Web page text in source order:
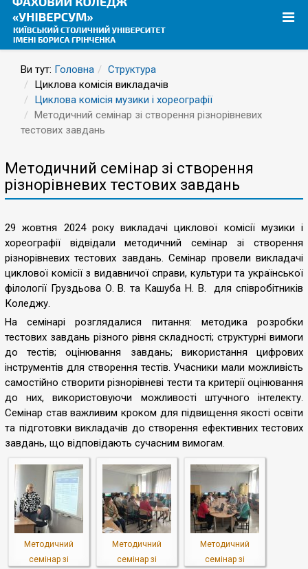
Ви тут: Головна
Структура
Циклова комісія викладачів
Циклова комісія музики і хореографії
Методичний семінар зі створення різнорівневих
тестових завдань
Методичний семінар зі створення
різнорівневих тестових завдань
29 жовтня 2024 року викладачі циклової комісії музики і
хореографії відвідали методичний семінар зі створення
різнорівневих тестових завдань. Семінар провели викладачі
циклової комісії з видавничої справи, культури та української
філології Груздьова О. В. та Кашуба Н. В. для співробітників
Коледжу.
На семінарі розглядалися питання: методика розробки
тестових завдань різного рівня складності; структурні вимоги
до тестів; оцінювання завдань; використання цифрових
інструментів для створення тестів. Учасники мали можливість
самостійно створити різнорівневі тести та критерії оцінювання
до них, використовуючи можливості штучного інтелекту.
Семінар став важливим кроком для підвищення якості освіти
та підготовки викладачів до створення ефективних тестових
завдань, що відповідають сучасним вимогам.
Методичний
семінар зі
Методичний
семінар зі
Методичний
семінар зі